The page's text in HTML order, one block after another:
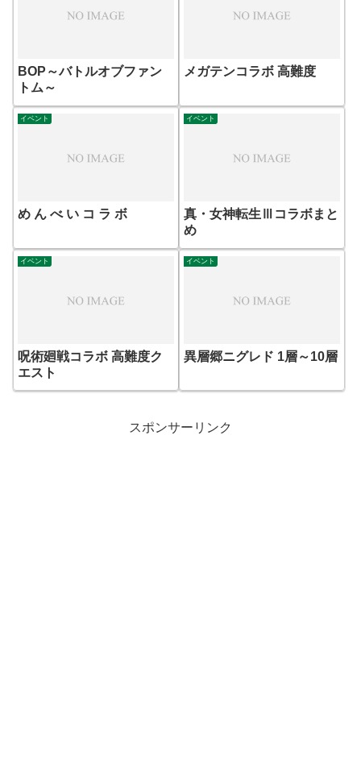
BOP～バトルオブファン
トム～
メガテンコラボ 高難度
イベント
め ん べ い コ ラ ボ
イベント
真・女神転生Ⅲコラボまと
め
イベント
呪術廻戦コラボ 高難度ク
エスト
イベント
異層郷ニグレド 1層～10層
スポンサーリンク